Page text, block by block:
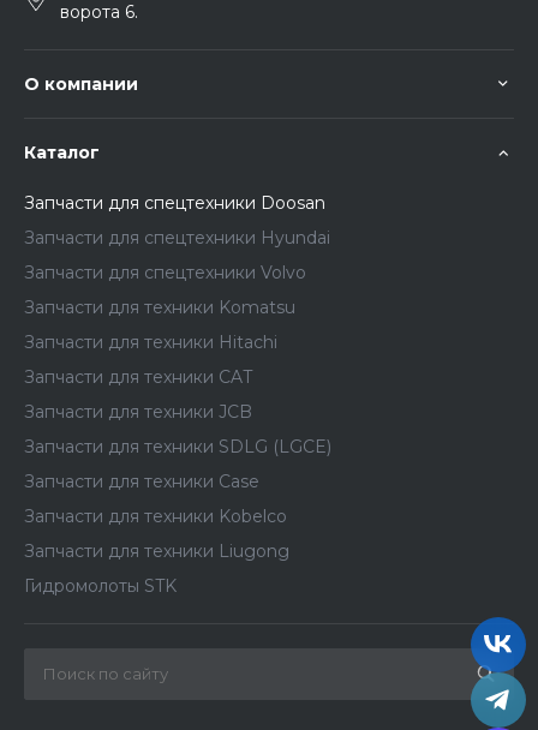
ворота 6.
О компании
Каталог
Запчасти для спецтехники Doosan
Запчасти для спецтехники Hyundai
Запчасти для спецтехники Volvo
Запчасти для техники Komatsu
Запчасти для техники Hitachi
Запчасти для техники CAT
Запчасти для техники JCB
Запчасти для техники SDLG (LGCE)
Запчасти для техники Case
Запчасти для техники Kobelco
Запчасти для техники Liugong
Гидромолоты STK